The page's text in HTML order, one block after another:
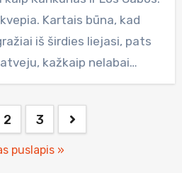
Kartais būna, kad
iš širdies liejasi, pats
kažkaip nelabai…
2 3
puslapis »